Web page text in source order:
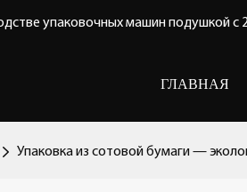
упаковочных машин подушкой с
ГЛАВНАЯ
Упаковка из сотовой бумаги —